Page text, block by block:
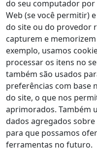
do seu computador
Web (se você permitir)
do site ou do provedor
capturem e
exemplo, usamos
processar os itens no
também são usados
preferências com base
do site, o que nos
aprimorados. Também
dados agregados
para que possamos
ferramentas no futuro.